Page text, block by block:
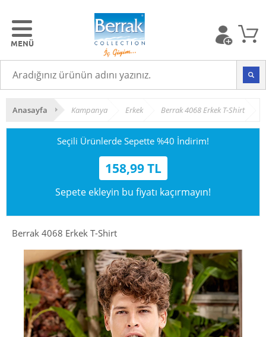
Anasayfa Kampanya Erkek Berrak 4068 Erkek T-Shirt
Seçili Ürünlerde Sepette %40 İndirim!
158,99 TL
Sepete ekleyin bu fiyatı kaçırmayın!
Berrak 4068 Erkek T-Shirt